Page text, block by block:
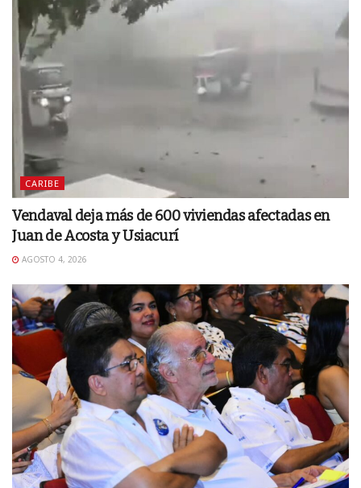
CARIBE
Vendaval deja más de 600 viviendas afectadas en
Juan de Acosta y Usiacurí
AGOSTO 4, 2026